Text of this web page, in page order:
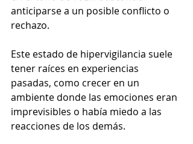
anticiparse a un posible conflicto o
rechazo.
Este estado de hipervigilancia suele
tener raíces en experiencias
pasadas, como crecer en un
ambiente donde las emociones eran
imprevisibles o había miedo a las
reacciones de los demás.